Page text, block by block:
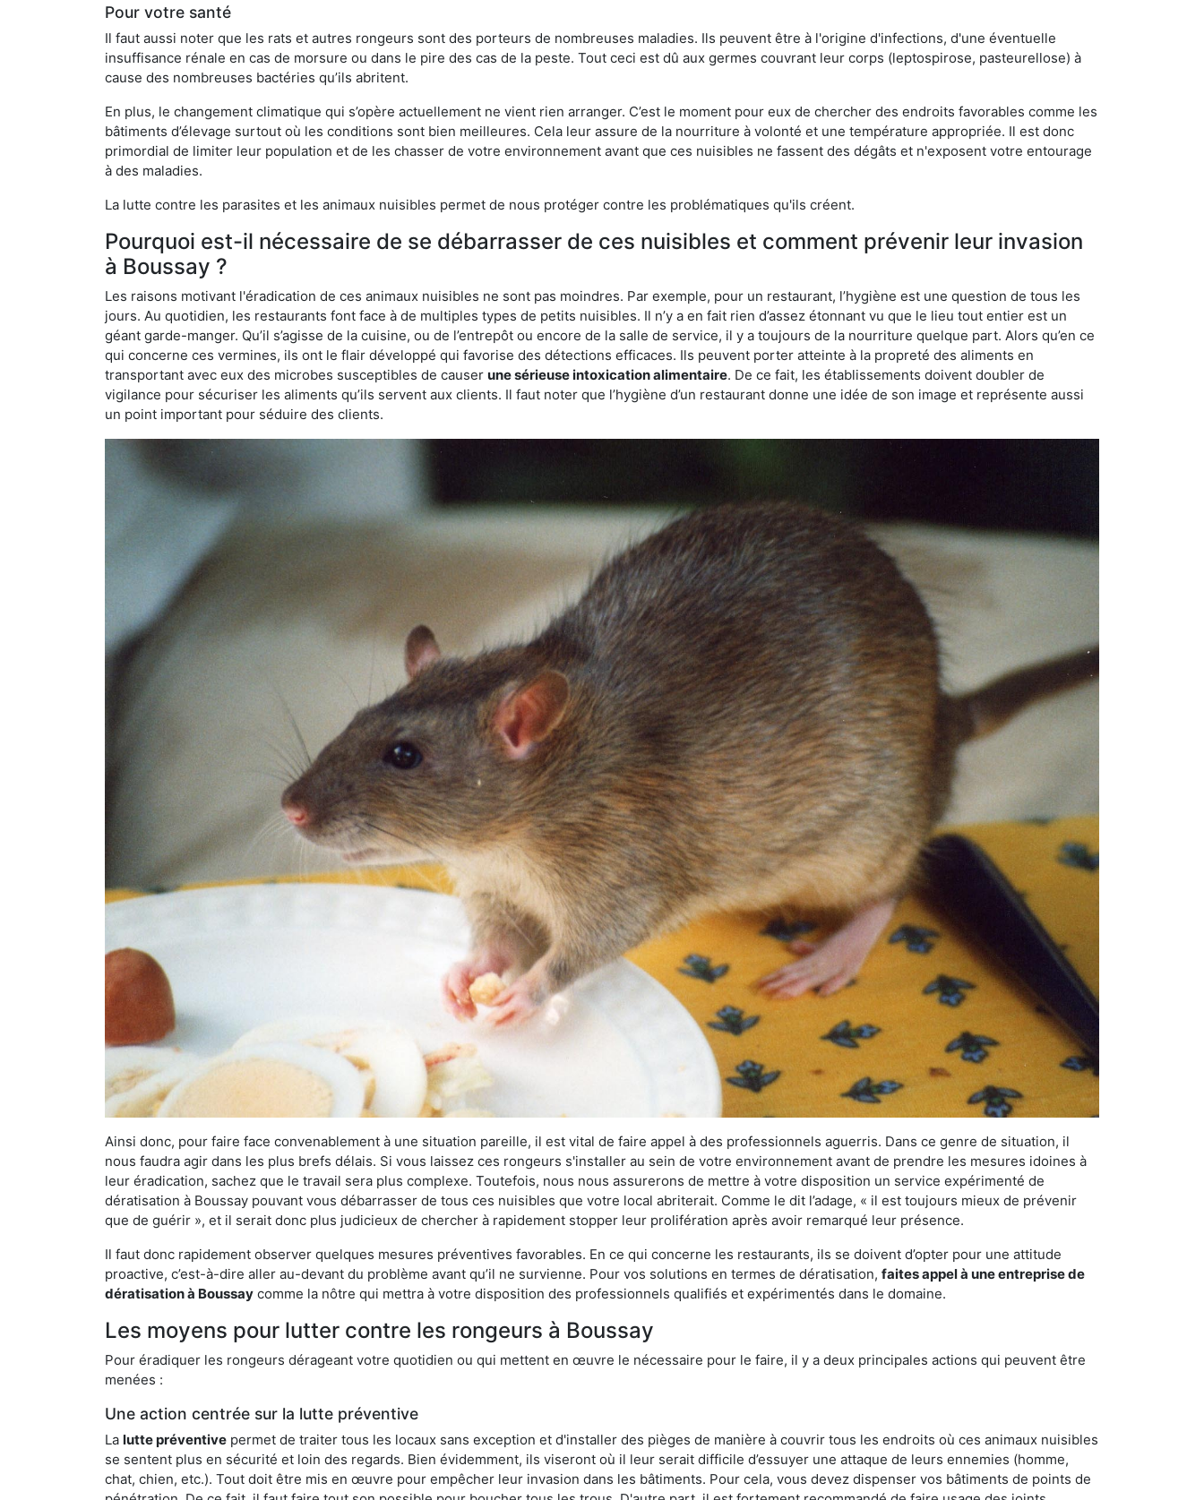
Pour votre santé
Il faut aussi noter que les rats et autres rongeurs sont des porteurs de nombreuses maladies. Ils peuvent être à l'origine d'infections, d'une éventuelle
insuffisance rénale en cas de morsure ou dans le pire des cas de la peste. Tout ceci est dû aux germes couvrant leur corps (leptospirose, pasteurellose) à
cause des nombreuses bactéries qu’ils abritent.
En plus, le changement climatique qui s’opère actuellement ne vient rien arranger. C’est le moment pour eux de chercher des endroits favorables comme les
bâtiments d’élevage surtout où les conditions sont bien meilleures. Cela leur assure de la nourriture à volonté et une température appropriée. Il est donc
primordial de limiter leur population et de les chasser de votre environnement avant que ces nuisibles ne fassent des dégâts et n'exposent votre entourage
à des maladies.
La lutte contre les parasites et les animaux nuisibles permet de nous protéger contre les problématiques qu'ils créent.
Pourquoi est-il nécessaire de se débarrasser de ces nuisibles et comment prévenir leur invasion
à Boussay ?
Les raisons motivant l'éradication de ces animaux nuisibles ne sont pas moindres. Par exemple, pour un restaurant, l’hygiène est une question de tous les
jours. Au quotidien, les restaurants font face à de multiples types de petits nuisibles. Il n’y a en fait rien d’assez étonnant vu que le lieu tout entier est un
géant garde-manger. Qu’il s’agisse de la cuisine, ou de l’entrepôt ou encore de la salle de service, il y a toujours de la nourriture quelque part. Alors qu’en ce
qui concerne ces vermines, ils ont le flair développé qui favorise des détections efficaces. Ils peuvent porter atteinte à la propreté des aliments en
transportant avec eux des microbes susceptibles de causer une sérieuse intoxication alimentaire. De ce fait, les établissements doivent doubler de
vigilance pour sécuriser les aliments qu’ils servent aux clients. Il faut noter que l’hygiène d’un restaurant donne une idée de son image et représente aussi
un point important pour séduire des clients.
Ainsi donc, pour faire face convenablement à une situation pareille, il est vital de faire appel à des professionnels aguerris. Dans ce genre de situation, il
nous faudra agir dans les plus brefs délais. Si vous laissez ces rongeurs s'installer au sein de votre environnement avant de prendre les mesures idoines à
leur éradication, sachez que le travail sera plus complexe. Toutefois, nous nous assurerons de mettre à votre disposition un service expérimenté de
dératisation à Boussay pouvant vous débarrasser de tous ces nuisibles que votre local abriterait. Comme le dit l’adage, « il est toujours mieux de prévenir
que de guérir », et il serait donc plus judicieux de chercher à rapidement stopper leur prolifération après avoir remarqué leur présence.
Il faut donc rapidement observer quelques mesures préventives favorables. En ce qui concerne les restaurants, ils se doivent d’opter pour une attitude
proactive, c’est-à-dire aller au-devant du problème avant qu’il ne survienne. Pour vos solutions en termes de dératisation, faites appel à une entreprise de
dératisation à Boussay comme la nôtre qui mettra à votre disposition des professionnels qualifiés et expérimentés dans le domaine.
Les moyens pour lutter contre les rongeurs à Boussay
Pour éradiquer les rongeurs dérageant votre quotidien ou qui mettent en œuvre le nécessaire pour le faire, il y a deux principales actions qui peuvent être
menées :
Une action centrée sur la lutte préventive
La lutte préventive permet de traiter tous les locaux sans exception et d'installer des pièges de manière à couvrir tous les endroits où ces animaux nuisibles
se sentent plus en sécurité et loin des regards. Bien évidemment, ils viseront où il leur serait difficile d’essuyer une attaque de leurs ennemies (homme,
chat, chien, etc.). Tout doit être mis en œuvre pour empêcher leur invasion dans les bâtiments. Pour cela, vous devez dispenser vos bâtiments de points de